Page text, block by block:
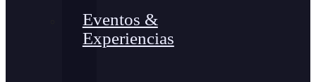
Eventos &
Experiencias